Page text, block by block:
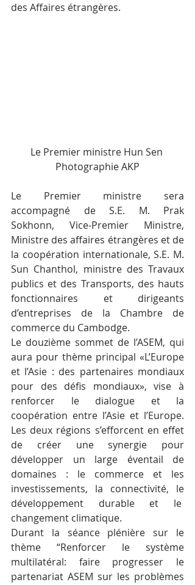
des Affaires étrangères.
Le Premier ministre Hun Sen
Photographie AKP
Le Premier ministre sera
accompagné de S.E. M. Prak
Sokhonn, Vice-Premier Ministre,
Ministre des affaires étrangères et de
la coopération internationale, S.E. M.
Sun Chanthol, ministre des Travaux
publics et des Transports, des hauts
fonctionnaires et dirigeants
d’entreprises de la Chambre de
commerce du Cambodge.
Le douzième sommet de l’ASEM, qui
aura pour thème principal «L’Europe
et l’Asie : des partenaires mondiaux
pour des défis mondiaux», vise à
renforcer le dialogue et la
coopération entre l’Asie et l’Europe.
Les deux régions s’efforcent en effet
de créer une synergie pour
développer un large éventail de
domaines : le commerce et les
investissements, la connectivité, le
développement durable et le
changement climatique.
Durant la séance plénière sur le
thème “Renforcer le système
multilatéral: faire progresser le
partenariat ASEM sur les problèmes